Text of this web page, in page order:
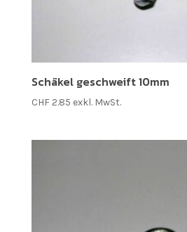
Schäkel geschweift 10mm
CHF2.85 exkl. MwSt.